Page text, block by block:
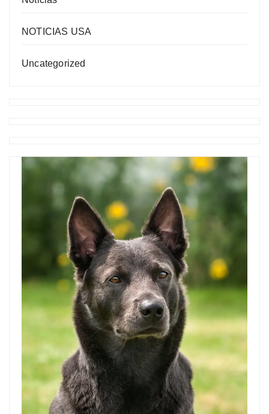
NOTICIAS USA
Uncategorized